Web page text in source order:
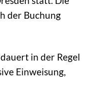
der Buchung
in der Regel
Einweisung,